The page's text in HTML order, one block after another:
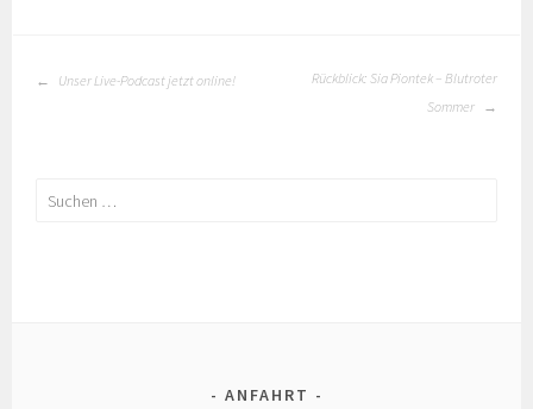
BEITRAGS-
Unser Live-Podcast jetzt online!
Rückblick: Sia Piontek – Blutroter
Sommer
Suchen
ANFAHRT